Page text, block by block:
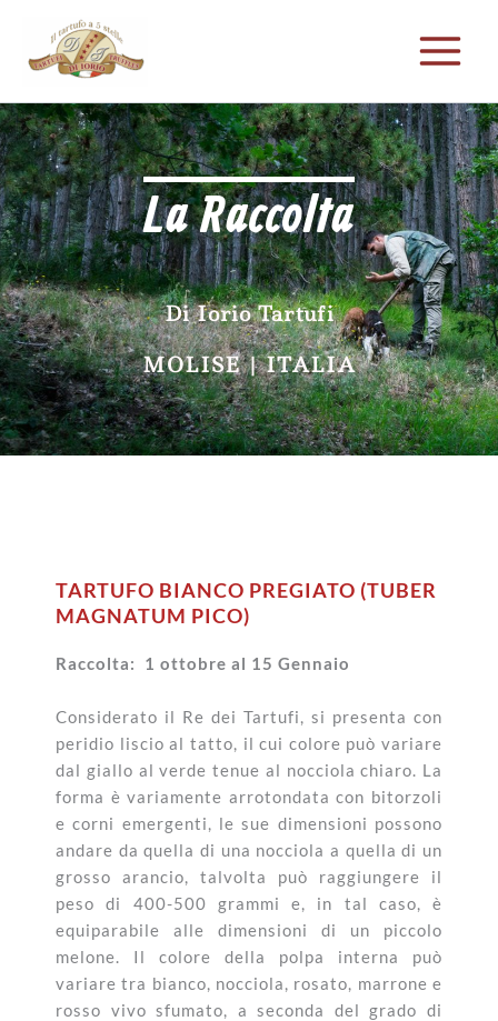
contenuto
La Raccolta
Di Iorio Tartufi
MOLISE | ITALIA
TARTUFO BIANCO PREGIATO (TUBER
MAGNATUM PICO)
Raccolta: 1 ottobre al 15 Gennaio
Considerato il Re dei Tartufi, si presenta con
peridio liscio al tatto, il cui colore può variare
dal giallo al verde tenue al nocciola chiaro. La
forma è variamente arrotondata con bitorzoli
e corni emergenti, le sue dimensioni possono
andare da quella di una nocciola a quella di un
grosso arancio, talvolta può raggiungere il
peso di 400-500 grammi e, in tal caso, è
equiparabile alle dimensioni di un piccolo
melone. Il colore della polpa interna può
variare tra bianco, nocciola, rosato, marrone e
rosso vivo sfumato, a seconda del grado di